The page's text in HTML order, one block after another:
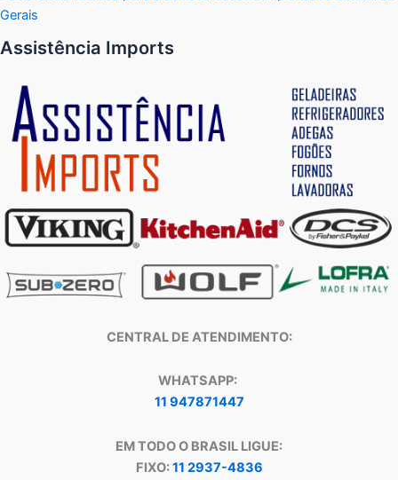
Gerais
Assistência Imports
CENTRAL DE ATENDIMENTO:
WHATSAPP:
11 947871447
EM TODO O BRASIL LIGUE:
FIXO:11 2937-4836